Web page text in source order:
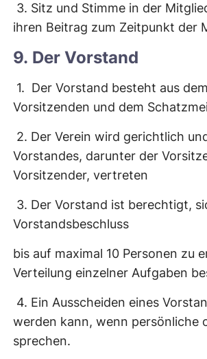
3. Sitz und Stimme in der
ihren Beitrag zum Zeitpunkt der
9. Der Vorstand
1. Der Vorstand besteht aus
Vorsitzenden und dem
2. Der Verein wird gerichtlich
Vorstandes, darunter der
Vorsitzender, vertreten
3. Der Vorstand ist berechtigt,
Vorstandsbeschluss
bis auf maximal 10 Personen zu
Verteilung einzelner Aufgaben
4. Ein Ausscheiden eines
werden kann, wenn persönliche
sprechen.